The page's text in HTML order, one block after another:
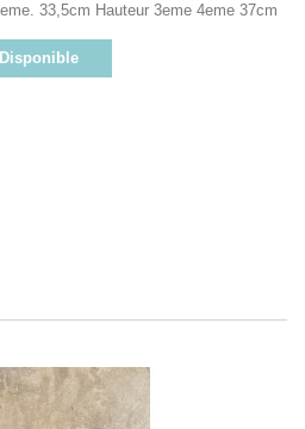
33,5cm Hauteur 3eme 4eme 37cm
Disponible